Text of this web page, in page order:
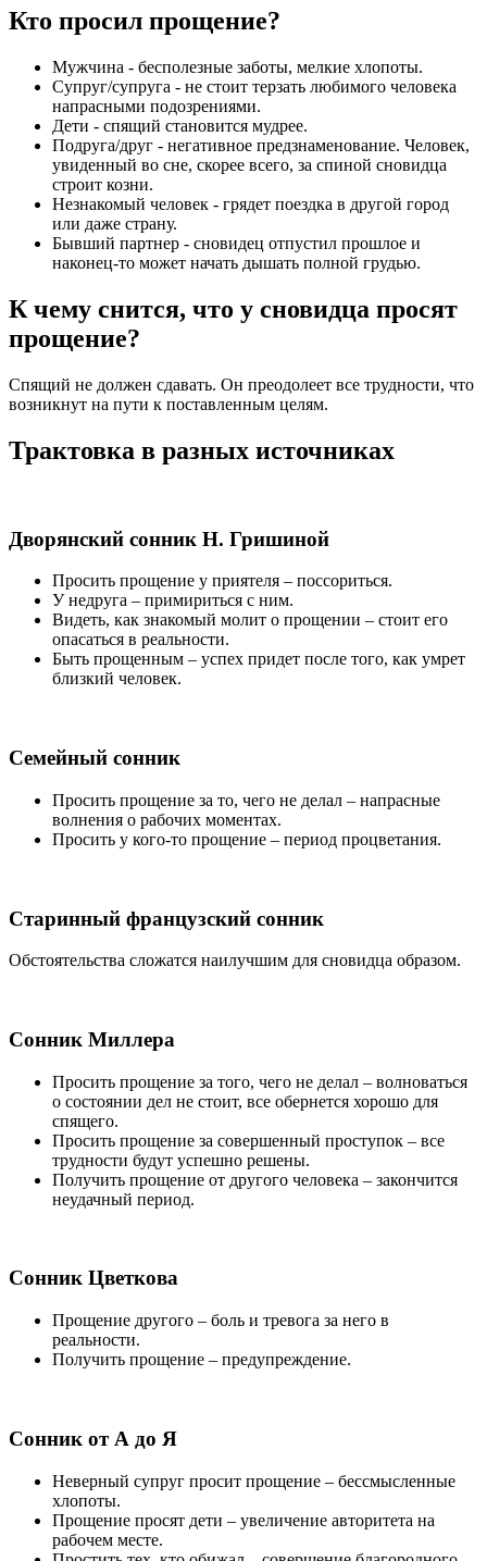
Кто просил прощение?
Мужчина - бесполезные заботы, мелкие хлопоты.
Супруг/супруга - не стоит терзать любимого человека
напрасными подозрениями.
Дети - спящий становится мудрее.
Подруга/друг - негативное предзнаменование. Человек,
увиденный во сне, скорее всего, за спиной сновидца
строит козни.
Незнакомый человек - грядет поездка в другой город
или даже страну.
Бывший партнер - сновидец отпустил прошлое и
наконец-то может начать дышать полной грудью.
К чему снится, что у сновидца просят
прощение?
Спящий не должен сдавать. Он преодолеет все трудности, что
возникнут на пути к поставленным целям.
Трактовка в разных источниках
Дворянский сонник Н. Гришиной
Просить прощение у приятеля – поссориться.
У недруга – примириться с ним.
Видеть, как знакомый молит о прощении – стоит его
опасаться в реальности.
Быть прощенным – успех придет после того, как умрет
близкий человек.
Семейный сонник
Просить прощение за то, чего не делал – напрасные
волнения о рабочих моментах.
Просить у кого-то прощение – период процветания.
Старинный французский сонник
Обстоятельства сложатся наилучшим для сновидца образом.
Сонник Миллера
Просить прощение за того, чего не делал – волноваться
о состоянии дел не стоит, все обернется хорошо для
спящего.
Просить прощение за совершенный проступок – все
трудности будут успешно решены.
Получить прощение от другого человека – закончится
неудачный период.
Сонник Цветкова
Прощение другого – боль и тревога за него в
реальности.
Получить прощение – предупреждение.
Сонник от А до Я
Неверный супруг просит прощение – бессмысленные
хлопоты.
Прощение просят дети – увеличение авторитета на
рабочем месте.